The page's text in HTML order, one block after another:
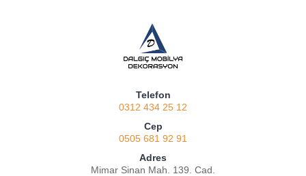
Telefon
0312 434 25 12
Cep
0505 681 92 91
Adres
Mimar Sinan Mah. 139. Cad.